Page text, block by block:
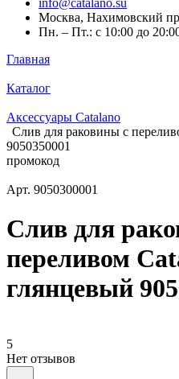
info@catalano.su
Москва, Нахимовский
Пн. – Пт.: с 10:00 до
Главная
Каталог
Аксессуары Catalano
Слив для раковины с
9050350001
промокод
Арт. 9050300001
Слив для
переливом
глянцевый
5
Нет отзывов